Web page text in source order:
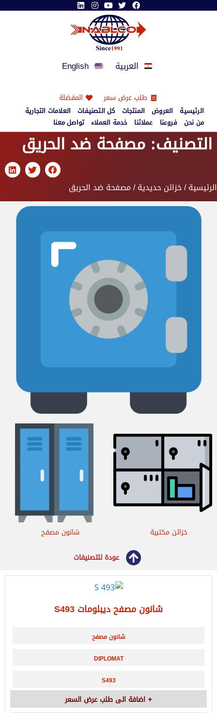
العربية English
طلب عرض سعر المفضلة
الرئيسية العروض المنتجات كل التصنيفات
العلامات التجارية
من نحن فروعنا عملائنا خدمة العملاء تواصل معنا
التصنيف: مصفحة ضد الحريق
الرئيسية/خزائن حديدية/ مصفحة ضد الحريق
خزائن مكتبية شانون مصفح
عودة للتصنيفات
شانون مصفح ديبلومات S493
شانون مصفح
DIPLOMAT
S493
اضافة الى طلب عرض السعر